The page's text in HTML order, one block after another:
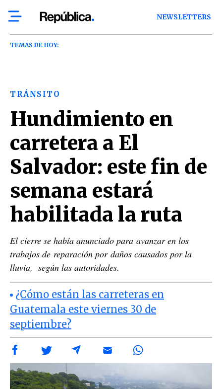
NEWSLETTERS
TEMAS DE HOY:
TRÁNSITO
Hundimiento en
carretera a El
Salvador: este fin de
semana estará
habilitada la ruta
El cierre se había anunciado para avanzar en los
trabajos de reparación por daños causados por la
lluvia, según las autoridades.
¿Cómo están las carreteras en
Guatemala este viernes 30 de
septiembre?